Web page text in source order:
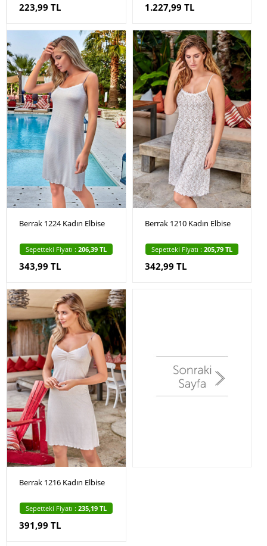
223,99 TL 1.227,99 TL
Berrak 1224 Kadın Elbise
Sepetteki Fiyatı :206,39 TL
343,99 TL
Berrak 1210 Kadın Elbise
Sepetteki Fiyatı :205,79 TL
342,99 TL
Berrak 1216 Kadın Elbise
Sepetteki Fiyatı :235,19 TL
391,99 TL